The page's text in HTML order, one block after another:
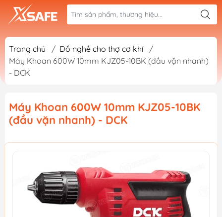
Trang chủ / Đồ nghề cho thợ cơ khí
/
Máy Khoan 600W 10mm KJZ05-10BK (đầu vặn nhanh)
- DCK
Máy Khoan 600W 10mm KJZ05-10BK
(đầu vặn nhanh) - DCK